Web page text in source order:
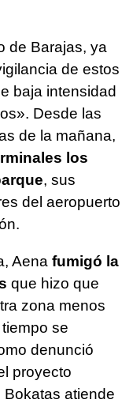
de Barajas, ya
de estos
baja intensidad
Desde las
de la mañana,
los
, sus
del aeropuerto
Aena fumigó la
que hizo que
zona menos
se
denunció
proyecto
atiende